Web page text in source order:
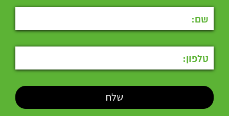
להתאפק מלזלזל בגינה בגודל של 45 מטר בלבד שברשותו ⇓⇓